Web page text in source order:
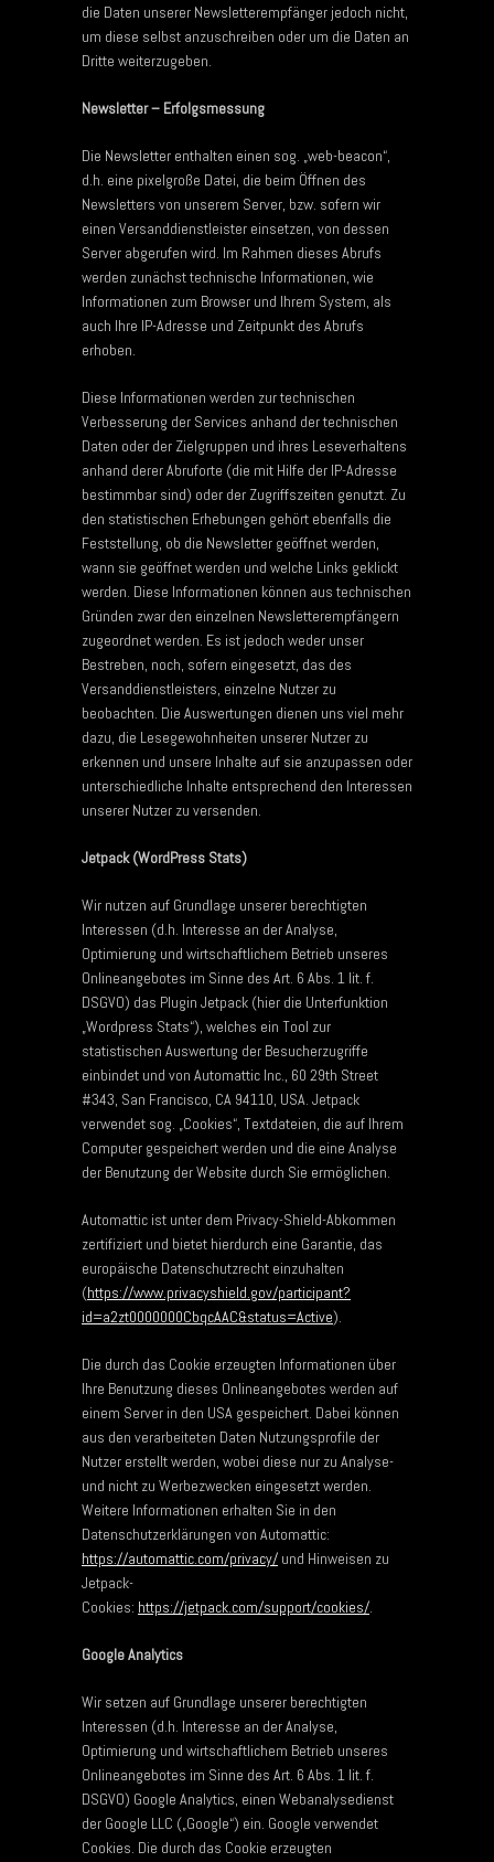
die Daten unserer Newsletterempfänger jedoch nicht,
um diese selbst anzuschreiben oder um die Daten an
Dritte weiterzugeben.
Newsletter – Erfolgsmessung
Die Newsletter enthalten einen sog. „web-beacon“,
d.h. eine pixelgroße Datei, die beim Öffnen des
Newsletters von unserem Server, bzw. sofern wir
einen Versanddienstleister einsetzen, von dessen
Server abgerufen wird. Im Rahmen dieses Abrufs
werden zunächst technische Informationen, wie
Informationen zum Browser und Ihrem System, als
auch Ihre IP-Adresse und Zeitpunkt des Abrufs
erhoben.
Diese Informationen werden zur technischen
Verbesserung der Services anhand der technischen
Daten oder der Zielgruppen und ihres Leseverhaltens
anhand derer Abruforte (die mit Hilfe der IP-Adresse
bestimmbar sind) oder der Zugriffszeiten genutzt. Zu
den statistischen Erhebungen gehört ebenfalls die
Feststellung, ob die Newsletter geöffnet werden,
wann sie geöffnet werden und welche Links geklickt
werden. Diese Informationen können aus technischen
Gründen zwar den einzelnen Newsletterempfängern
zugeordnet werden. Es ist jedoch weder unser
Bestreben, noch, sofern eingesetzt, das des
Versanddienstleisters, einzelne Nutzer zu
beobachten. Die Auswertungen dienen uns viel mehr
dazu, die Lesegewohnheiten unserer Nutzer zu
erkennen und unsere Inhalte auf sie anzupassen oder
unterschiedliche Inhalte entsprechend den Interessen
unserer Nutzer zu versenden.
Jetpack (WordPress Stats)
Wir nutzen auf Grundlage unserer berechtigten
Interessen (d.h. Interesse an der Analyse,
Optimierung und wirtschaftlichem Betrieb unseres
Onlineangebotes im Sinne des Art. 6 Abs. 1 lit. f.
DSGVO) das Plugin Jetpack (hier die Unterfunktion
„Wordpress Stats“), welches ein Tool zur
statistischen Auswertung der Besucherzugriffe
einbindet und von Automattic Inc., 60 29th Street
#343, San Francisco, CA 94110, USA. Jetpack
verwendet sog. „Cookies“, Textdateien, die auf Ihrem
Computer gespeichert werden und die eine Analyse
der Benutzung der Website durch Sie ermöglichen.
Automattic ist unter dem Privacy-Shield-Abkommen
zertifiziert und bietet hierdurch eine Garantie, das
europäische Datenschutzrecht einzuhalten
(https://www.privacyshield.gov/participant?
id=a2zt0000000CbqcAAC&status=Active).
Die durch das Cookie erzeugten Informationen über
Ihre Benutzung dieses Onlineangebotes werden auf
einem Server in den USA gespeichert. Dabei können
aus den verarbeiteten Daten Nutzungsprofile der
Nutzer erstellt werden, wobei diese nur zu Analyse-
und nicht zu Werbezwecken eingesetzt werden.
Weitere Informationen erhalten Sie in den
Datenschutzerklärungen von Automattic:
https://automattic.com/privacy/ und Hinweisen zu
Jetpack-
Cookies: https://jetpack.com/support/cookies/
Google Analytics
Wir setzen auf Grundlage unserer berechtigten
Interessen (d.h. Interesse an der Analyse,
Optimierung und wirtschaftlichem Betrieb unseres
Onlineangebotes im Sinne des Art. 6 Abs. 1 lit. f.
DSGVO) Google Analytics, einen Webanalysedienst
der Google LLC („Google“) ein. Google verwendet
Cookies. Die durch das Cookie erzeugten